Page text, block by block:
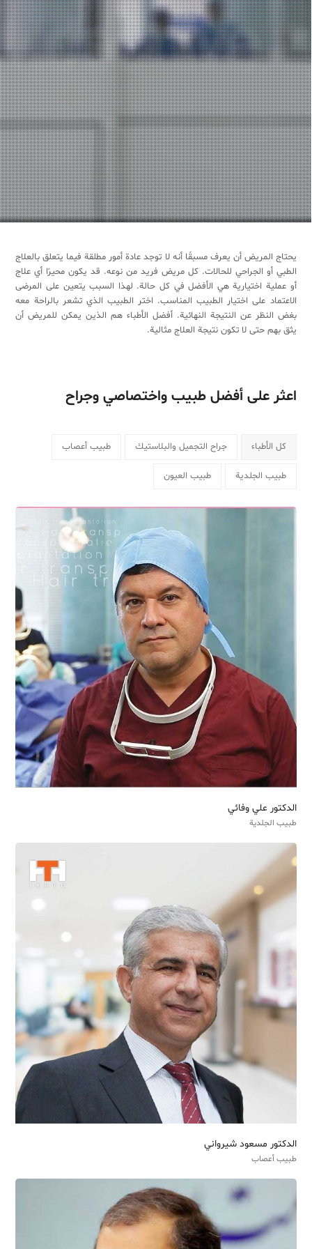
يحتاج المريض أن يعرف مسبقًا أنه لا توجد عادة أمور مطلقة فيما يتعلق بالعلاج
الطبي أو الجراحي للحالات. كل مريض فريد من نوعه. قد يكون محيرًا أي علاج
أو عملية اختيارية هي الأفضل في كل حالة. لهذا السبب يتعين على المرضى
الاعتماد على اختيار الطبيب المناسب. اختر الطبيب الذي تشعر بالراحة معه
بغض النظر عن النتيجة النهائية. أفضل الأطباء هم الذين يمكن للمريض أن
يثق بهم حتى لا تكون نتيجة العلاج مثالية.
اعثر على أفضل طبيب واختصاصي وجراح
كل الأطباء جراح التجميل والبلاستيك طبيب أعصاب
طبيب الجلدية طبيب العيون
الدکتور علي وفائي
طبيب الجلدية
الدکتور مسعود شیرواني
طبيب أعصاب